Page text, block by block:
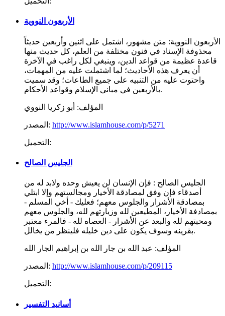
الأربعون النووية
الأربعون النووية: متن مشهور، اشتمل على اثنين وأربعين حديثاً
محذوفة الإسناد في فنون مختلفة من العلم، كل حديث منها
قاعدة عظيمة من قواعد الدين، وينبغي لكل راغب في الآخرة
أن يعرف هذه الأحاديث؛ لما اشتملت عليه من المهمات،
واحتوت عليه من التنبيه على جميع الطاعات؛ وقد سميت
بالأربعين في مباني الإسلام وقواعد الأحكام.
المؤلف: أبو زكريا النووي
المصدر: http://www.islamhouse.com/p/5271
التحميل:
الجليس الصالح
الجليس الصالح : فإن الإنسان لن يعيش وحده ولابد له من
أصدقاء فإن وفق لمصادقة الأخيار ومجالستهم وإلا ابتلي
بمصادقة الأشرار والجلوس معهم؛ فعليك - أخي المسلم -
بمصادفة الأخيار، المطيعين لله وزيارتهم لله، والجلوس معهم
ومحبتهم لله والبعد عن الأشرار - العصاه لله - فالمرء معتبر
بقرينه وسوف يكون على دين خليله فلينظر من يخالل.
المؤلف: عبد الله بن جار الله بن إبراهيم الجار الله
المصدر: http://www.islamhouse.com/p/209115
التحميل:
أسانيد التفسير